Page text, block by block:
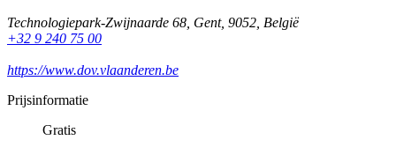
Technologiepark-Zwijnaarde 68, Gent, 9052, België
+32 9 240 75 00
https://www.dov.vlaanderen.be
Prijsinformatie
Gratis